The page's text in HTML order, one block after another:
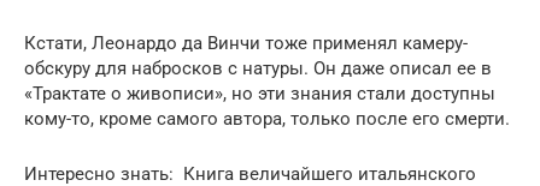
Кстати, Леонардо да Винчи тоже применял камеру-
обскуру для набросков с натуры. Он даже описал ее в
«Трактате о живописи», но эти знания стали доступны
кому-то, кроме самого автора, только после его смерти.
Интересно знать: Книга величайшего итальянского